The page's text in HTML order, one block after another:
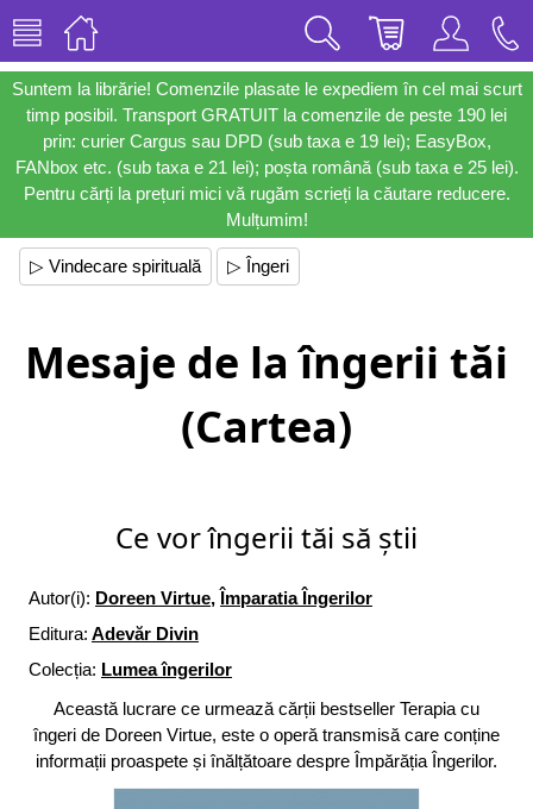
Suntem la librărie! Comenzile plasate le expediem în cel mai scurt
timp posibil. Transport GRATUIT la comenzile de peste 190 lei
prin: curier Cargus sau DPD (sub taxa e 19 lei); EasyBox,
FANbox etc. (sub taxa e 21 lei); poșta română (sub taxa e 25 lei).
Pentru cărți la prețuri mici vă rugăm scrieți la căutare reducere.
Mulțumim!
▷ Vindecare spirituală ▷ Îngeri
Mesaje de la îngerii tăi
(Cartea)
Ce vor îngerii tăi să știi
Autor(i): Doreen Virtue, Împaratia Îngerilor
Editura: Adevăr Divin
Colecția: Lumea îngerilor
Această lucrare ce urmează cărții bestseller Terapia cu
îngeri de Doreen Virtue, este o operă transmisă care conține
informații proaspete și înălțătoare despre Împărăția Îngerilor.